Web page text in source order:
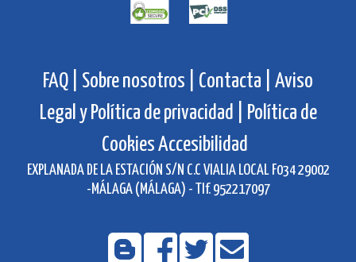
FAQ | Sobre nosotros | Contacta |
Aviso
Legal y Política de privacidad |
Política de
CookiesAccesibilidad
EXPLANADA DE LA ESTACIÓN S/N C.C VIALIA LOCAL F034 29002
-MÁLAGA (MÁLAGA) - Tlf. 952217097